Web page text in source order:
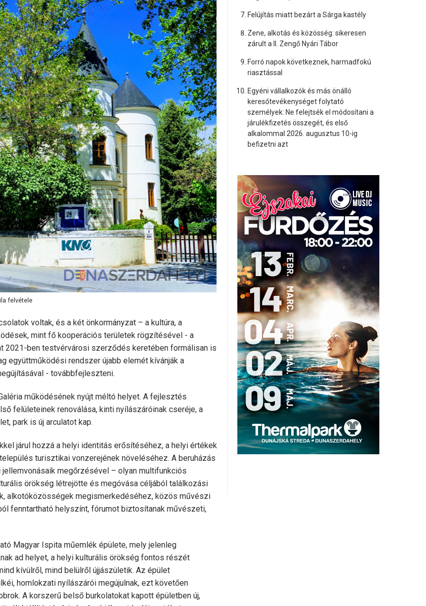
felvétele
voltak, és a két önkormányzat – a kultúra, a
mint fő kooperációs területek rögzítésével - a
2021-ben testvérvárosi szerződés keretében formálisan is
együttműködési rendszer újabb elemét kívánják a
- továbbfejleszteni.
működésének nyújt méltó helyet. A fejlesztés
felületeinek renoválása, kinti nyílászáróinak cseréje, a
park is új arculatot kap.
járul hozzá a helyi identitás erősítéséhez, a helyi értékek
turisztikai vonzerejének növeléséhez. A beruházás
megőrzésével – olyan multifunkciós
örökség létrejötte és megóvása céljából találkozási
alkotóközösségek megismerkedéséhez, közös művészi
fenntartható helyszínt, fórumot biztosítanak művészeti,
Magyar Ispita műemlék épülete, mely jelenleg
ad helyet, a helyi kulturális örökség fontos részét
kívülről, mind belülről újjászületik. Az épület
homlokzati nyílászárói megújulnak, ezt követően
A korszerű belső burkolatokat kapott épületben új,
Felújítás miatt bezárt a Sárga kastély
Zene, alkotás és közösség: sikeresen
zárult a II. Zengő Nyári Tábor
Forró napok következnek, harmadfokú
riasztással
Egyéni vállalkozók és más önálló
keresőtevékenységet folytató
személyek: Ne felejtsék el módosítani a
járulékfizetés összegét, és első
alkalommal 2026. augusztus 10-ig
befizetni azt